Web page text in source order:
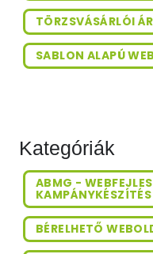
TÖRZSVÁSÁRLÓI
SABLON ALAPÚ
Kategóriák
ABMG -
KAMPÁNYKÉSZÍTÉS
BÉRELHETŐ